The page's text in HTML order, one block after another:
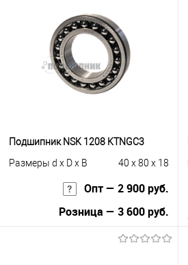
Купить в 1 клик
К сравнению
В избранное
Под заказ
Подшипник NSK 1208 KTNGC3
Размеры d x D x B
40 x 80 x 18
Опт — 2 900 руб.
Розница — 3 600 руб.